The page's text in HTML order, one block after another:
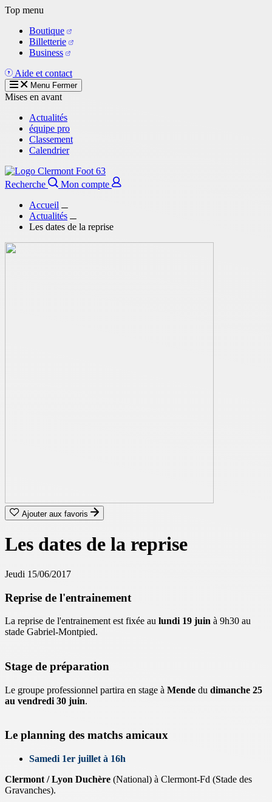
Aller
contenu
principal
Top menu
Boutique
Billetterie
Business
Aide et contact
Menu Fermer
Mises en avant
Actualités
équipe pro
Classement
Calendrier
Recherche
Mon compte
Accueil
Actualités
Les dates de la reprise
Ajouter aux favoris
Les dates de la reprise
Jeudi 15/06/2017
Reprise de l'entrainement
La reprise de l'entrainement est fixée au lundi 19 juin à 9h30 au
stade Gabriel-Montpied.
Stage de préparation
Le groupe professionnel partira en stage à Mende du dimanche 25
au vendredi 30 juin.
Le planning des matchs amicaux
Samedi 1er juillet à 16h
Clermont / Lyon Duchère (National) à Clermont-Fd (Stade des
Gravanches).